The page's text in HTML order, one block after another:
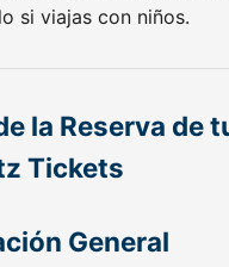
si viajas con niños.
la Reserva de
Tickets
General